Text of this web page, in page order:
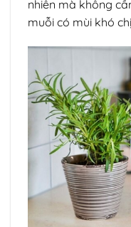
nhiên mà không
muỗi có mùi khó